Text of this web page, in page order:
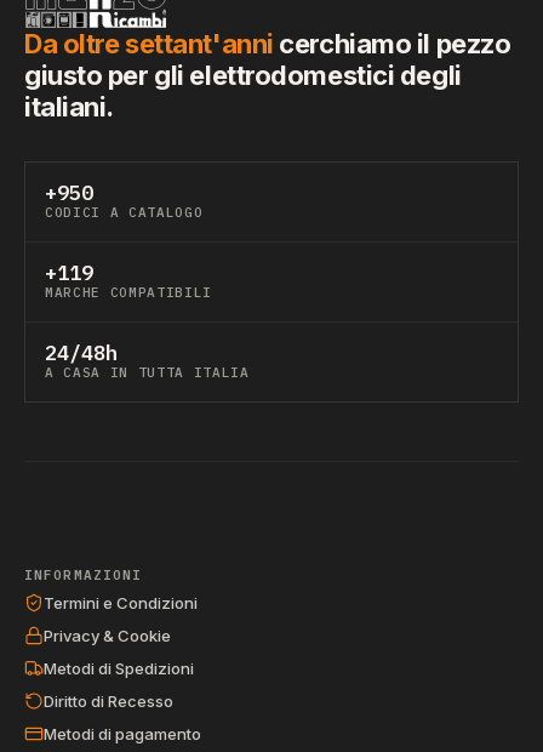
Da oltre settant'anni cerchiamo il pezzo
giusto per gli elettrodomestici degli
italiani.
+950
CODICI A CATALOGO
+119
MARCHE COMPATIBILI
24/48h
A CASA IN TUTTA ITALIA
INFORMAZIONI
Termini e Condizioni
Privacy & Cookie
Metodi di Spedizioni
Diritto di Recesso
Metodi di pagamento